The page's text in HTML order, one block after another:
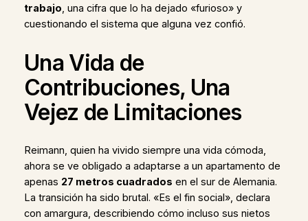
trabajo, una cifra que lo ha dejado «furioso» y
cuestionando el sistema que alguna vez confió.
Una Vida de
Contribuciones, Una
Vejez de Limitaciones
Reimann, quien ha vivido siempre una vida cómoda,
ahora se ve obligado a adaptarse a un apartamento de
apenas 27 metros cuadrados en el sur de Alemania.
La transición ha sido brutal. «Es el fin social», declara
con amargura, describiendo cómo incluso sus nietos